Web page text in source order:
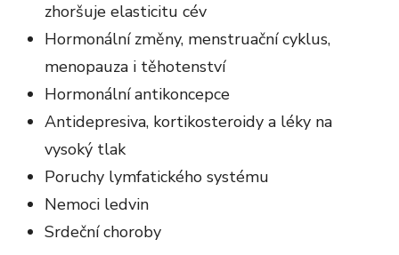
zhoršuje elasticitu cév
Hormonální změny, menstruační cyklus,
menopauza i těhotenství
Hormonální antikoncepce
Antidepresiva, kortikosteroidy a léky na
vysoký tlak
Poruchy lymfatického systému
Nemoci ledvin
Srdeční choroby